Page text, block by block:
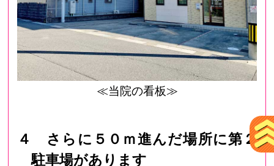
≪当院の看板≫
４ さらに５０ｍ進んだ場所に第２
駐車場があります